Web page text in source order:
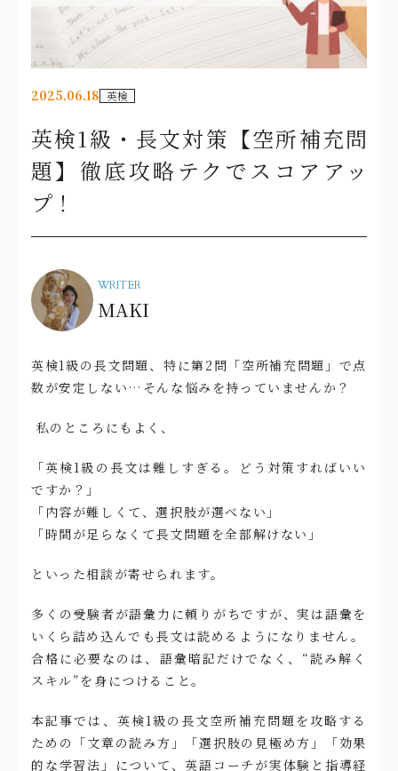
2025.06.18 英検
英検1級・長文対策【空所補充問
題】徹底攻略テクでスコアアッ
プ！
WRITER
MAKI
英検1級の長文問題、特に第2問「空所補充問題」で点
数が安定しない…そんな悩みを持っていませんか？
私のところにもよく、
「英検1級の長文は難しすぎる。どう対策すればいい
ですか？」
「内容が難しくて、選択肢が選べない」
「時間が足らなくて長文問題を全部解けない」
といった相談が寄せられます。
多くの受験者が語彙力に頼りがちですが、実は語彙を
いくら詰め込んでも長文は読めるようになりません。
合格に必要なのは、語彙暗記だけでなく、“読み解く
スキル”を身につけること。
本記事では、英検1級の長文空所補充問題を攻略する
ための「文章の読み方」「選択肢の見極め方」「効果
的な学習法」について、英語コーチが実体験と指導経